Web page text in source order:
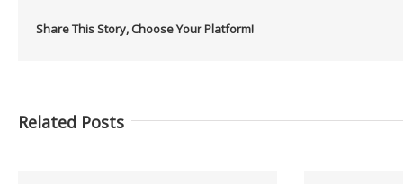
Share This Story, Choose Your Platform!
Related Posts